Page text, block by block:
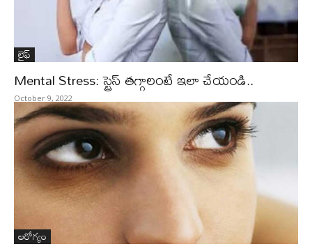
లైఫ్‌
Mental Stress: స్ట్రెస్ తగ్గాలంటే ఇలా చేయండి..
October 9, 2022
ఆరోగ్యం